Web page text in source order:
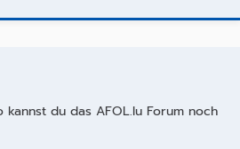
du das AFOL.lu Forum noch